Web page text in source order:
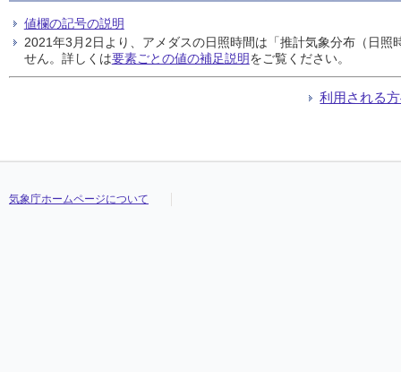
値欄の記号の説明
2021年3月2日より、アメダスの日照時間は「推計気象分布（日
せん。詳しくは要素ごとの値の補足説明をご覧ください。
利用される
気象庁ホームページについて